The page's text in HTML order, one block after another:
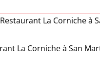
La Corniche à
La Corniche à San